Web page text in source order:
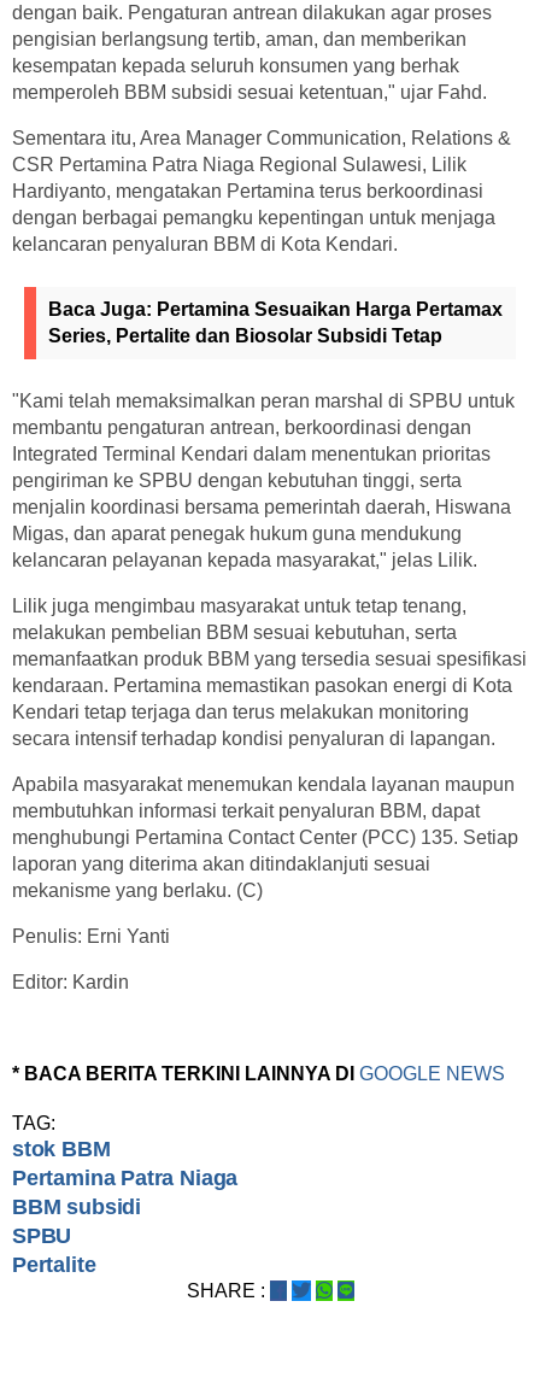
dengan baik. Pengaturan antrean dilakukan agar proses
pengisian berlangsung tertib, aman, dan memberikan
kesempatan kepada seluruh konsumen yang berhak
memperoleh BBM subsidi sesuai ketentuan," ujar Fahd.
Sementara itu, Area Manager Communication, Relations &
CSR Pertamina Patra Niaga Regional Sulawesi, Lilik
Hardiyanto, mengatakan Pertamina terus berkoordinasi
dengan berbagai pemangku kepentingan untuk menjaga
kelancaran penyaluran BBM di Kota Kendari.
Baca Juga: Pertamina Sesuaikan Harga Pertamax
Series, Pertalite dan Biosolar Subsidi Tetap
"Kami telah memaksimalkan peran marshal di SPBU untuk
membantu pengaturan antrean, berkoordinasi dengan
Integrated Terminal Kendari dalam menentukan prioritas
pengiriman ke SPBU dengan kebutuhan tinggi, serta
menjalin koordinasi bersama pemerintah daerah, Hiswana
Migas, dan aparat penegak hukum guna mendukung
kelancaran pelayanan kepada masyarakat," jelas Lilik.
Lilik juga mengimbau masyarakat untuk tetap tenang,
melakukan pembelian BBM sesuai kebutuhan, serta
memanfaatkan produk BBM yang tersedia sesuai spesifikasi
kendaraan. Pertamina memastikan pasokan energi di Kota
Kendari tetap terjaga dan terus melakukan monitoring
secara intensif terhadap kondisi penyaluran di lapangan.
Apabila masyarakat menemukan kendala layanan maupun
membutuhkan informasi terkait penyaluran BBM, dapat
menghubungi Pertamina Contact Center (PCC) 135. Setiap
laporan yang diterima akan ditindaklanjuti sesuai
mekanisme yang berlaku. (C)
Penulis: Erni Yanti
Editor: Kardin
* BACA BERITA TERKINI LAINNYA DI GOOGLE NEWS
TAG:
stok BBM
Pertamina Patra Niaga
BBM subsidi
SPBU
Pertalite
SHARE :